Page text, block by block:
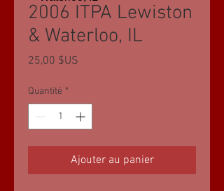
2006 ITPA Lewiston
& Waterloo, IL
25,00 $US
Quantité *
Ajouter au panier